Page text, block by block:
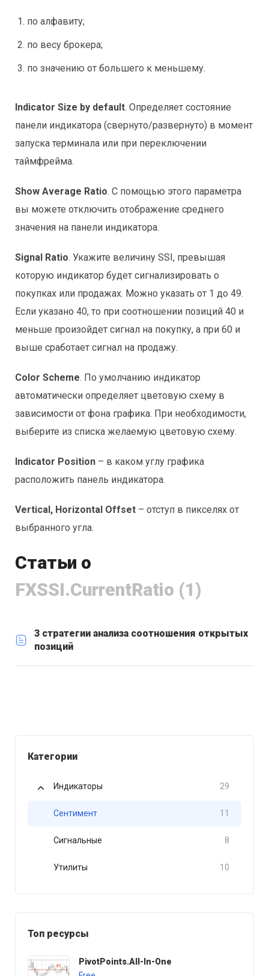
Категории
Индикаторы 29
Сентимент 11
Сигнальные 8
Утилиты 10
Топ ресурсы
PivotPoints.All-In-One
по алфавиту;
по весу брокера;
по значению от большего к меньшему.
Indicator Size by default. Определяет состояние
панели индикатора (свернуто/развернуто) в момент
запуска терминала или при переключении
таймфрейма.
Show Average Ratio. С помощью этого параметра
вы можете отключить отображение среднего
значения на панели индикатора.
Signal Ratio. Укажите величину SSI, превышая
которую индикатор будет сигнализировать о
покупках или продажах. Можно указать от 1 до 49.
Если указано 40, то при соотношении позиций 40 и
меньше произойдет сигнал на покупку, а при 60 и
выше сработает сигнал на продажу.
Color Scheme. По умолчанию индикатор
автоматически определяет цветовую схему в
зависимости от фона графика. При необходимости,
выберите из списка желаемую цветовую схему.
Indicator Position – в каком углу графика
расположить панель индикатора.
Vertical, Horizontal Offset – отступ в пикселях от
выбранного угла.
Статьи о
FXSSI.CurrentRatio (1)
3 стратегии анализа соотношения открытых
позиций